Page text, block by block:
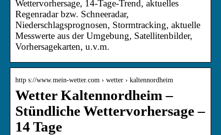
Wettervorhersage, 14-Tage-Trend, aktuelles
Regenradar bzw. Schneeradar,
Niederschlagsprognosen, Stormtracking, aktuelle
Messwerte aus der Umgebung, Satellitenbilder,
Vorhersagekarten, u.v.m.
http s://www.mein-wetter.com › wetter › kaltennordheim
Wetter Kaltennordheim –
Stündliche Wettervorhersage –
14 Tage